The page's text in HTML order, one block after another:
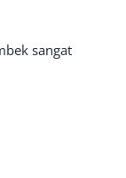
sangat